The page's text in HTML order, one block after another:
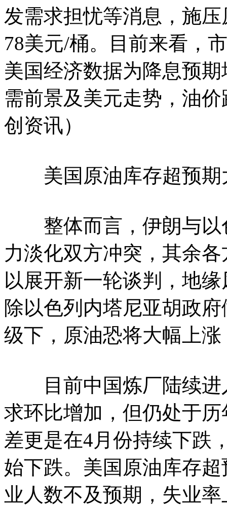
发需求担忧等消息，施
78美元/桶。目前来看，
美国经济数据为降息预
需前景及美元走势，油
创资讯）
美国原油库存超预期
整体而言，伊朗与以
力淡化双方冲突，其余
以展开新一轮谈判，地
除以色列内塔尼亚胡政
级下，原油恐将大幅上
目前中国炼厂陆续进
求环比增加，但仍处于
差更是在4月份持续下跌
始下跌。美国原油库存
业人数不及预期，失业